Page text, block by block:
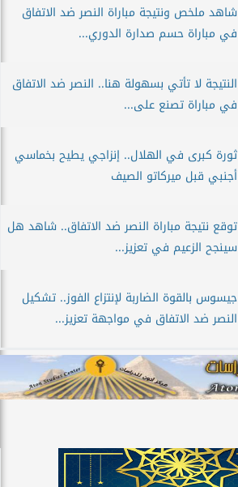
شاهد ملخص ونتيجة مباراة النصر ضد الاتفاق
في مباراة حسم صدارة الدوري...
النتيجة لا تأتي بسهولة هنا.. النصر ضد الاتفاق
في مباراة تصنع على...
ثورة كبرى في الهلال.. إنزاجي يطيح بخماسي
أجنبي قبل ميركاتو الصيف
توقع نتيجة مباراة النصر ضد الاتفاق.. شاهد هل
سينجح الزعيم في تعزيز...
جيسوس بالقوة الضاربة لإنتزاع الفوز.. تشكيل
النصر ضد الاتفاق في مواجهة تعزيز...